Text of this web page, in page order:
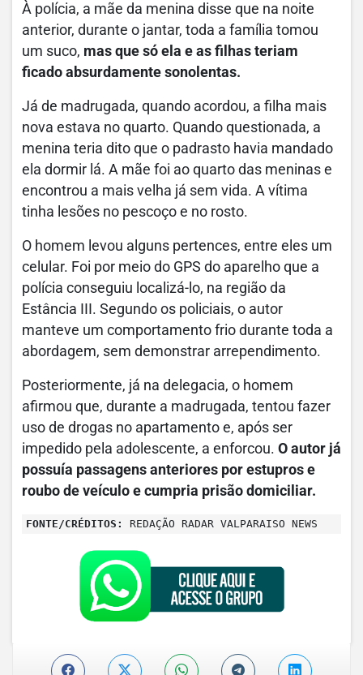
À polícia, a mãe da menina disse que na noite
anterior, durante o jantar, toda a família tomou
um suco, mas que só ela e as filhas teriam
ficado absurdamente sonolentas.
Já de madrugada, quando acordou, a filha mais
nova estava no quarto. Quando questionada, a
menina teria dito que o padrasto havia mandado
ela dormir lá. A mãe foi ao quarto das meninas e
encontrou a mais velha já sem vida. A vítima
tinha lesões no pescoço e no rosto.
O homem levou alguns pertences, entre eles um
celular. Foi por meio do GPS do aparelho que a
polícia conseguiu localizá-lo, na região da
Estância III. Segundo os policiais, o autor
manteve um comportamento frio durante toda a
abordagem, sem demonstrar arrependimento.
Posteriormente, já na delegacia, o homem
afirmou que, durante a madrugada, tentou fazer
uso de drogas no apartamento e, após ser
impedido pela adolescente, a enforcou. O autor já
possuía passagens anteriores por estupros e
roubo de veículo e cumpria prisão domiciliar.
FONTE/CRÉDITOS: REDAÇÃO RADAR VALPARAISO NEWS